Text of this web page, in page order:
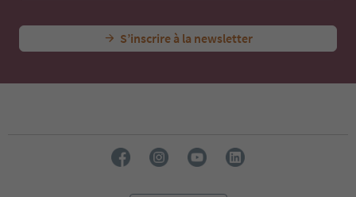
S’inscrire à la newsletter